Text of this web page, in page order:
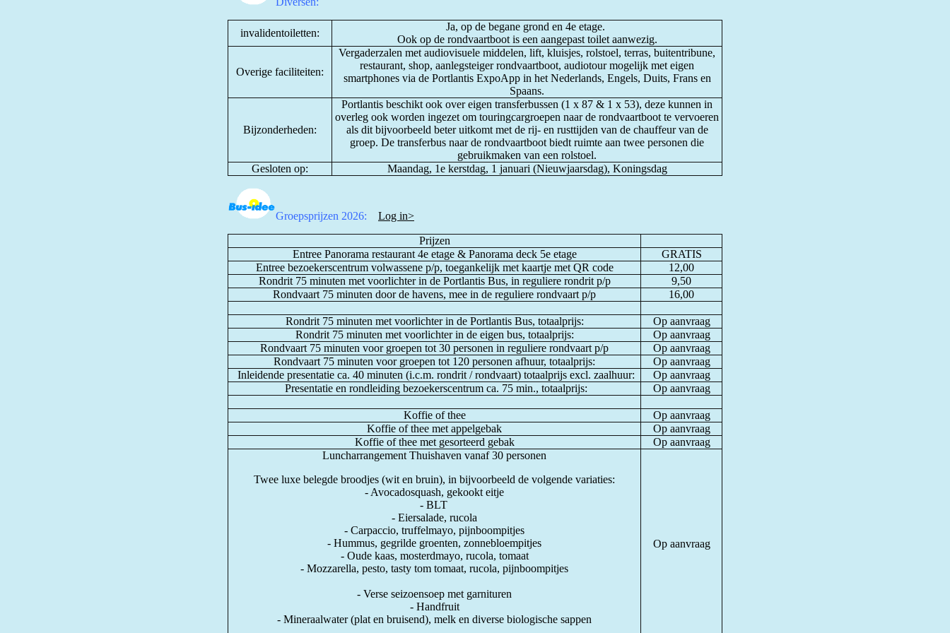
invalidentoiletten:
Ja, op de begane grond en 4e etage.
Ook op de rondvaartboot is een aangepast toilet aanwezig.
Overige faciliteiten:
Vergaderzalen met audiovisuele middelen, lift, kluisjes, rolstoel, terras, buitentribune,
restaurant, shop, aanlegsteiger rondvaartboot, audiotour mogelijk met eigen
smartphones via de Portlantis ExpoApp in het Nederlands, Engels, Duits, Frans en
Spaans.
Bijzonderheden:
Portlantis beschikt ook over eigen transferbussen (1 x 87 & 1 x 53), deze kunnen in
overleg ook worden ingezet om touringcargroepen naar de rondvaartboot te vervoeren
als dit bijvoorbeeld beter uitkomt met de rij- en rusttijden van de chauffeur van de
groep. De transferbus naar de rondvaartboot biedt ruimte aan twee personen die
gebruikmaken van een rolstoel.
Gesloten op:
Maandag, 1e kerstdag, 1 januari (Nieuwjaarsdag), Koningsdag
Groepsprijzen 2026: Log in>
Prijzen
Entree Panorama restaurant 4e etage & Panorama deck 5e etage
GRATIS
Entree bezoekerscentrum volwassene p/p, toegankelijk met kaartje met QR code
12,00
Rondrit 75 minuten met voorlichter in de Portlantis Bus, in reguliere rondrit p/p
9,50
Rondvaart 75 minuten door de havens, mee in de reguliere rondvaart p/p
16,00
Rondrit 75 minuten met voorlichter in de Portlantis Bus, totaalprijs:
Op aanvraag
Rondrit 75 minuten met voorlichter in de eigen bus, totaalprijs:
Op aanvraag
Rondvaart 75 minuten voor groepen tot 30 personen in reguliere rondvaart p/p
Op aanvraag
Rondvaart 75 minuten voor groepen tot 120 personen afhuur, totaalprijs:
Op aanvraag
Inleidende presentatie ca. 40 minuten (i.c.m. rondrit / rondvaart) totaalprijs excl. zaalhuur:
Op aanvraag
Presentatie en rondleiding bezoekerscentrum ca. 75 min., totaalprijs:
Op aanvraag
Koffie of thee
Op aanvraag
Koffie of thee met appelgebak
Op aanvraag
Koffie of thee met gesorteerd gebak
Op aanvraag
Luncharrangement Thuishaven vanaf 30 personen
Twee luxe belegde broodjes (wit en bruin), in bijvoorbeeld de volgende variaties:
- Avocadosquash, gekookt eitje
- BLT
- Eiersalade, rucola
- Carpaccio, truffelmayo, pijnboompitjes
- Hummus, gegrilde groenten, zonnebloempitjes
- Oude kaas, mosterdmayo, rucola, tomaat
- Mozzarella, pesto, tasty tom tomaat, rucola, pijnboompitjes
- Verse seizoensoep met garnituren
- Handfruit
- Mineraalwater (plat en bruisend), melk en diverse biologische sappen
Op aanvraag